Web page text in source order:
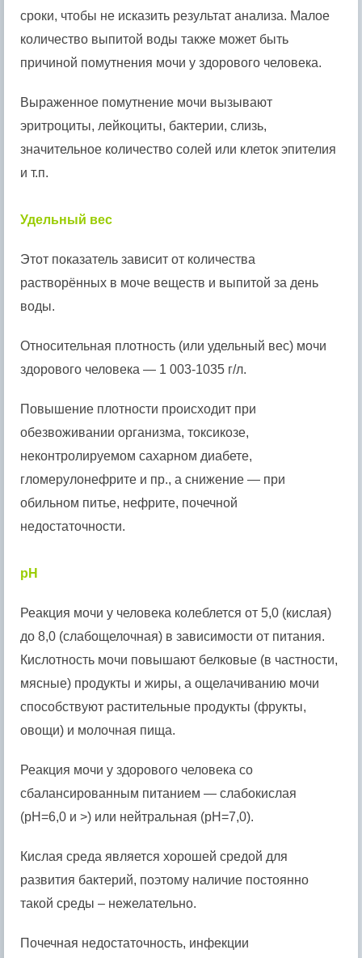
сроки, чтобы не исказить результат анализа. Малое
количество выпитой воды также может быть
причиной помутнения мочи у здорового человека.
Выраженное помутнение мочи вызывают
эритроциты, лейкоциты, бактерии, слизь,
значительное количество солей или клеток эпителия
и т.п.
Удельный вес
Этот показатель зависит от количества
растворённых в моче веществ и выпитой за день
воды.
Относительная плотность (или удельный вес) мочи
здорового человека — 1 003-1035 г/л.
Повышение плотности происходит при
обезвоживании организма, токсикозе,
неконтролируемом сахарном диабете,
гломерулонефрите и пр., а снижение — при
обильном питье, нефрите, почечной
недостаточности.
pH
Реакция мочи у человека колеблется от 5,0 (кислая)
до 8,0 (слабощелочная) в зависимости от питания.
Кислотность мочи повышают белковые (в частности,
мясные) продукты и жиры, а ощелачиванию мочи
способствуют растительные продукты (фрукты,
овощи) и молочная пища.
Реакция мочи у здорового человека со
сбалансированным питанием — слабокислая
(pH=6,0 и >) или нейтральная (pH=7,0).
Кислая среда является хорошей средой для
развития бактерий, поэтому наличие постоянно
такой среды – нежелательно.
Почечная недостаточность, инфекции